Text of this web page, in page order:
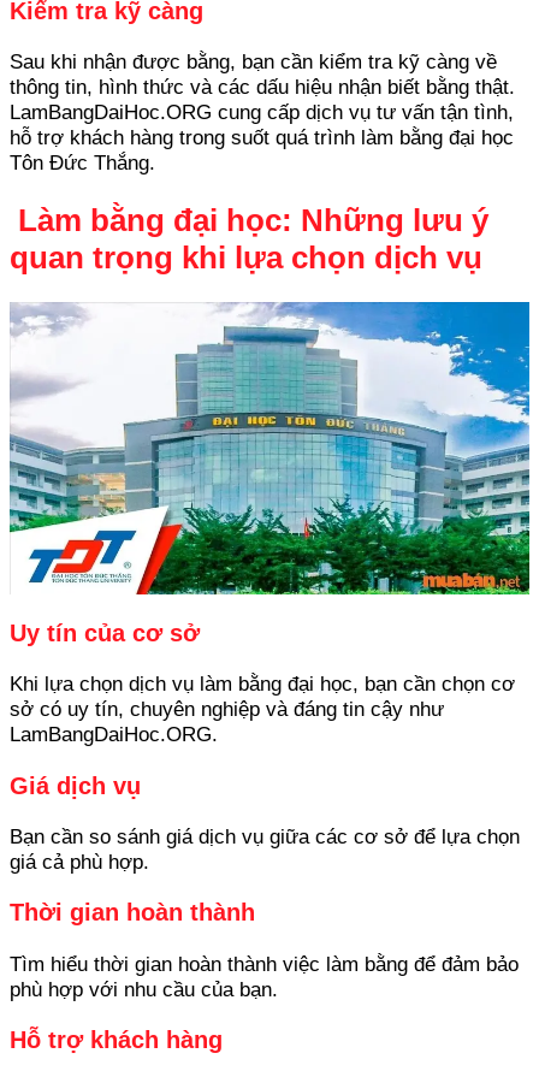
Kiểm tra kỹ càng
Sau khi nhận được bằng, bạn cần kiểm tra kỹ càng về
thông tin, hình thức và các dấu hiệu nhận biết bằng thật.
LamBangDaiHoc.ORG cung cấp dịch vụ tư vấn tận tình,
hỗ trợ khách hàng trong suốt quá trình làm bằng đại học
Tôn Đức Thắng.
Làm bằng đại học: Những lưu ý
quan trọng khi lựa chọn dịch vụ
Uy tín của cơ sở
Khi lựa chọn dịch vụ làm bằng đại học, bạn cần chọn cơ
sở có uy tín, chuyên nghiệp và đáng tin cậy như
LamBangDaiHoc.ORG.
Giá dịch vụ
Bạn cần so sánh giá dịch vụ giữa các cơ sở để lựa chọn
giá cả phù hợp.
Thời gian hoàn thành
Tìm hiểu thời gian hoàn thành việc làm bằng để đảm bảo
phù hợp với nhu cầu của bạn.
Hỗ trợ khách hàng